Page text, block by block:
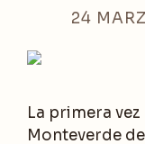
24
La primera
Monteverde